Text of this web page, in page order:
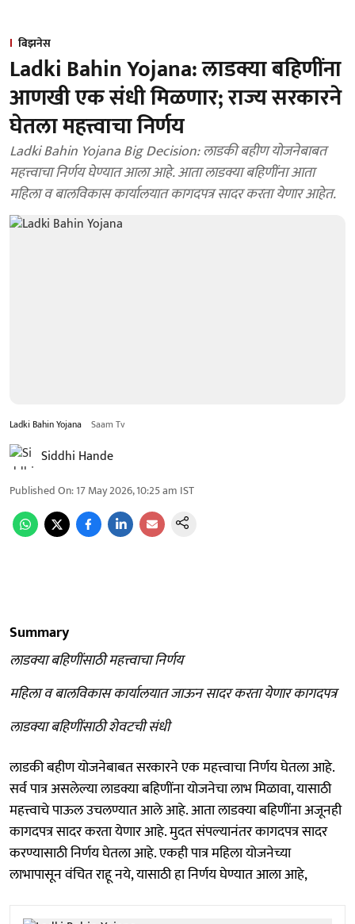
बिझनेस
Ladki Bahin Yojana: लाडक्या बहिणींना
आणखी एक संधी मिळणार; राज्य सरकारने
घेतला महत्त्वाचा निर्णय
Ladki Bahin Yojana Big Decision: लाडकी बहीण योजनेबाबत
महत्त्वाचा निर्णय घेण्यात आला आहे. आता लाडक्या बहिणींना आता
महिला व बालविकास कार्यालयात कागदपत्र सादर करता येणार आहेत.
Ladki Bahin Yojana Saam Tv
Siddhi Hande
Published On:17 May 2026, 10:25 am IST
Summary
लाडक्या बहिणींसाठी महत्त्वाचा निर्णय
महिला व बालविकास कार्यालयात जाऊन सादर करता येणार कागदपत्र
लाडक्या बहिणींसाठी शेवटची संधी
लाडकी बहीण योजनेबाबत सरकारने एक महत्त्वाचा निर्णय घेतला आहे.
सर्व पात्र असलेल्या लाडक्या बहि‍णींना योजनेचा लाभ मिळावा, यासाठी
महत्त्वाचे पाऊल उचलण्यात आले आहे. आता लाडक्या बहि‍णींना अजूनही
कागदपत्र सादर करता येणार आहे. मुदत संपल्यानंतर कागदपत्र सादर
करण्यासाठी निर्णय घेतला आहे. एकही पात्र महिला योजनेच्या
लाभापासून वंचित राहू नये, यासाठी हा निर्णय घेण्यात आला आहे,